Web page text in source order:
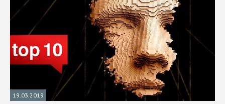
19.03.2019